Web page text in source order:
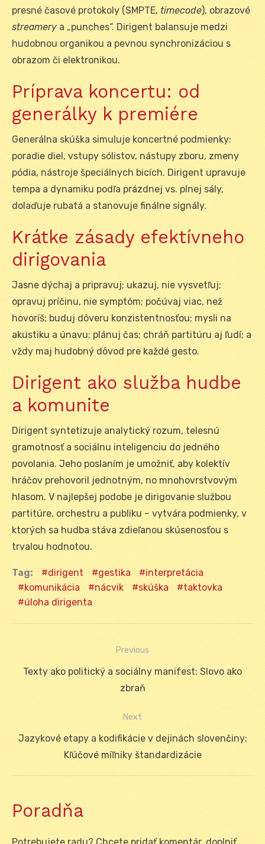
presné časové protokoly (SMPTE, timecode), obrazové
streamery a „punches“. Dirigent balansuje medzi
hudobnou organikou a pevnou synchronizáciou s
obrazom či elektronikou.
Príprava koncertu: od
generálky k premiére
Generálna skúška simuluje koncertné podmienky:
poradie diel, vstupy sólistov, nástupy zboru, zmeny
pódia, nástroje špeciálnych bicích. Dirigent upravuje
tempa a dynamiku podľa prázdnej vs. plnej sály,
dolaďuje rubatá a stanovuje finálne signály.
Krátke zásady efektívneho
dirigovania
Jasne dýchaj a pripravuj; ukazuj, nie vysvetľuj;
opravuj príčinu, nie symptóm; počúvaj viac, než
hovoríš; buduj dôveru konzistentnosťou; mysli na
akustiku a únavu; plánuj čas; chráň partitúru aj ľudí; a
vždy maj hudobný dôvod pre každé gesto.
Dirigent ako služba hudbe
a komunite
Dirigent syntetizuje analytický rozum, telesnú
gramotnosť a sociálnu inteligenciu do jedného
povolania. Jeho poslaním je umožniť, aby kolektív
hráčov prehovoril jednotným, no mnohovrstvovým
hlasom. V najlepšej podobe je dirigovanie službou
partitúre, orchestru a publiku – vytvára podmienky, v
ktorých sa hudba stáva zdieľanou skúsenosťou s
trvalou hodnotou.
Tag: dirigent gestika
interpretácia
komunikácia
nácvik skúška
taktovka
úloha dirigenta
Navigácia
Previous
Previous
Texty ako politický a sociálny manifest: Slovo ako
zbraň
Next
Next
Jazykové etapy a kodifikácie v dejinách slovenčiny:
Kľúčové míľniky štandardizácie
Poradňa